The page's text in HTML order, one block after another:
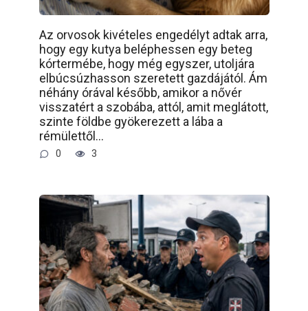
Az orvosok kivételes engedélyt adtak arra,
hogy egy kutya beléphessen egy beteg
kórtermébe, hogy még egyszer, utoljára
elbúcsúzhasson szeretett gazdájától. Ám
néhány órával később, amikor a nővér
visszatért a szobába, attól, amit meglátott,
szinte földbe gyökerezett a lába a
rémülettől…
0 3